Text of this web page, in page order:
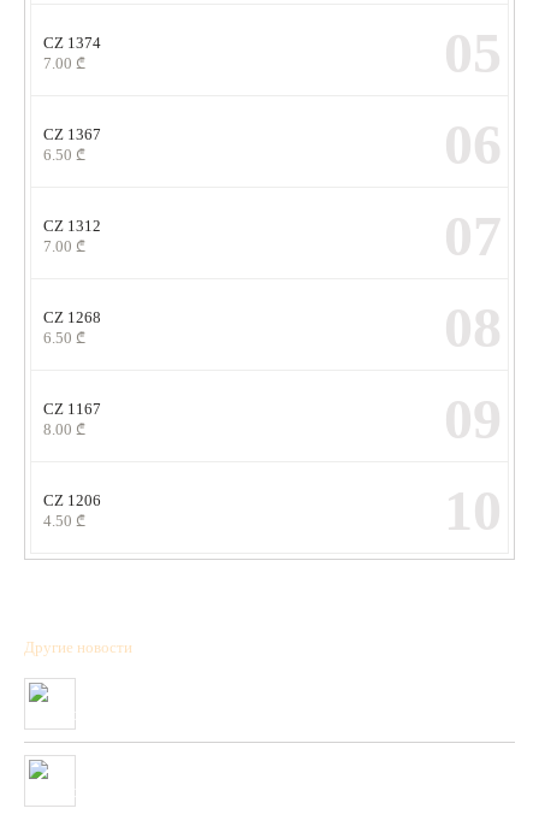
CZ 1374
7.00 ₾ 05
CZ 1367
6.50 ₾ 06
CZ 1312
7.00 ₾ 07
CZ 1268
6.50 ₾ 08
CZ 1167
8.00 ₾ 09
CZ 1206
4.50 ₾ 10
Другие новости